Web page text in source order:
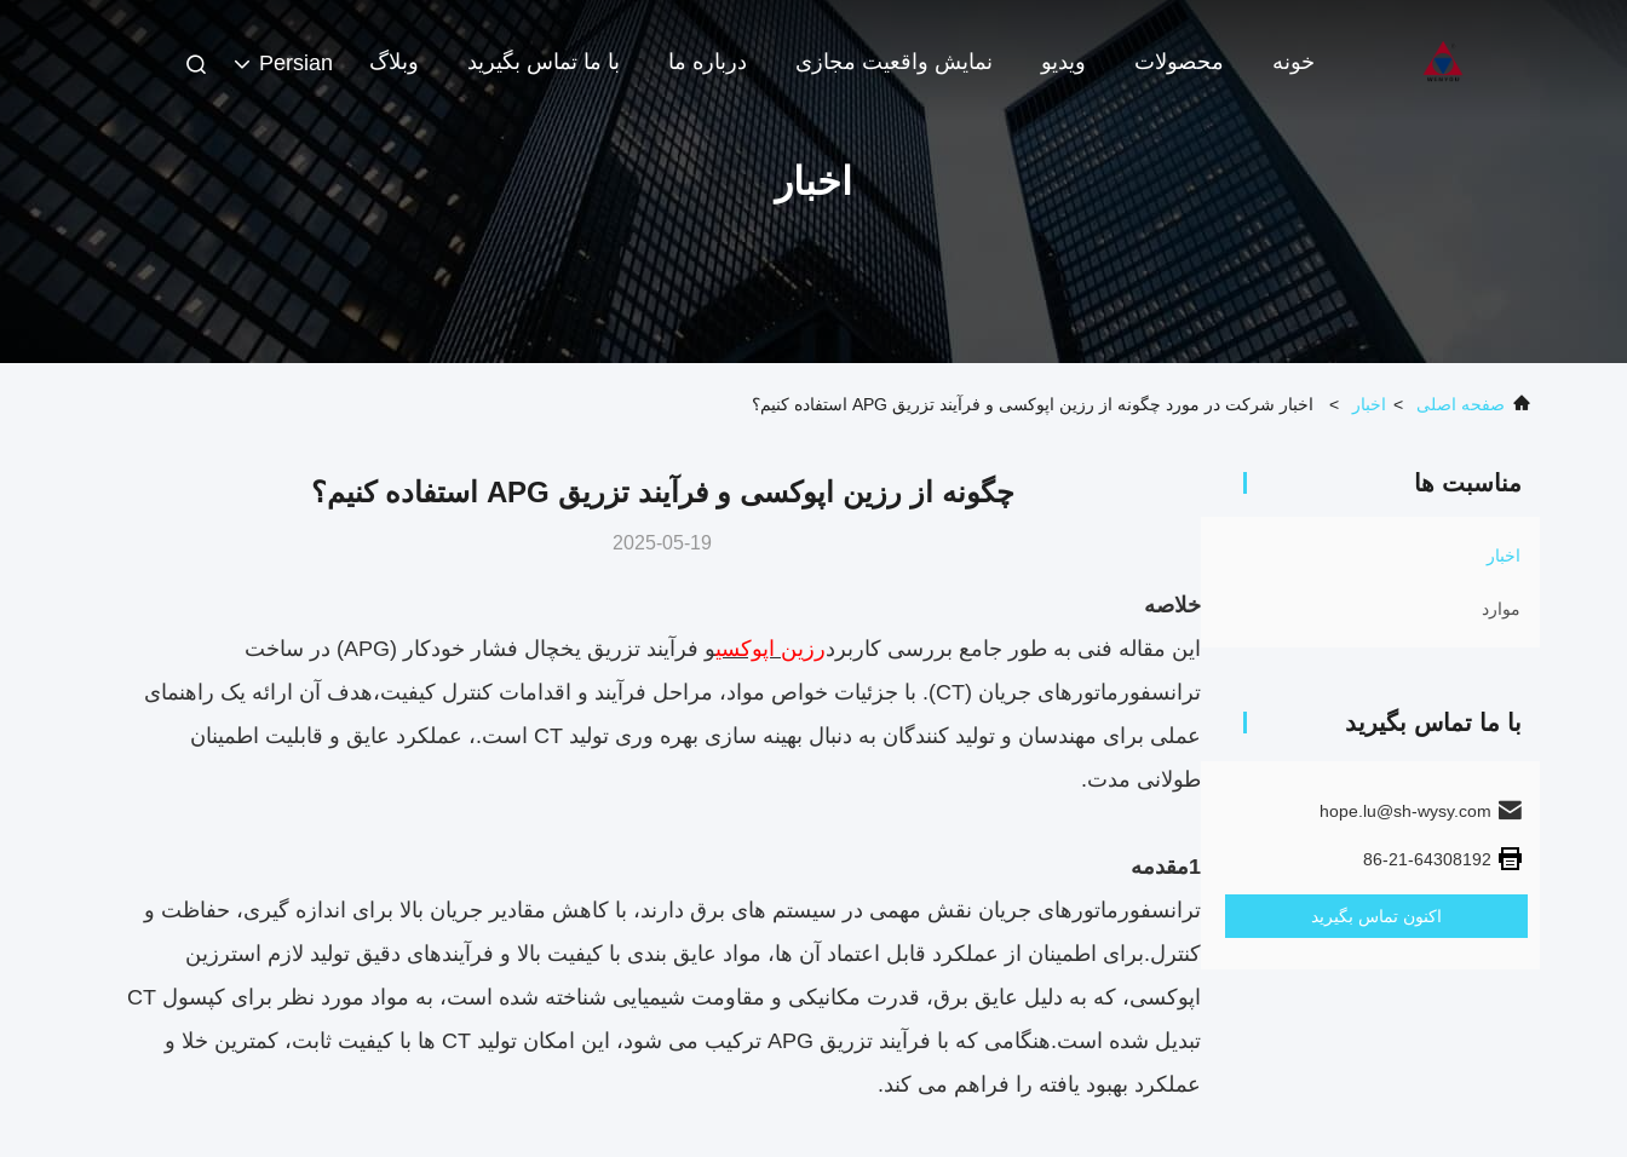
خونه محصولات ویدیو نمایش واقعیت مجازی درباره ما با ما تماس بگیرید وبلاگ Persian
اخبار
صفحه اصلی > اخبار > اخبار شرکت در مورد چگونه از رزین اپوکسی و فرآیند تزریق APG استفاده کنیم؟
مناسبت ها
اخبار
موارد
با ما تماس بگیرید
hope.lu@sh-wysy.com
86-21-64308192
اکنون تماس بگیرید
چگونه از رزین اپوکسی و فرآیند تزریق APG استفاده کنیم؟
2025-05-19
خلاصه
این مقاله فنی به طور جامع بررسی کاربردرزین اپوکسی
و فرآیند تزریق یخچال فشار خودکار (APG) در ساخت
ترانسفورماتورهای جریان (CT). با جزئیات خواص مواد، مراحل فرآیند و اقدامات کنترل کیفیت،هدف آن ارائه یک راهنمای
عملی برای مهندسان و تولید کنندگان به دنبال بهینه سازی بهره وری تولید CT است.، عملکرد عایق و قابلیت اطمینان
طولانی مدت.
1مقدمه
ترانسفورماتورهای جریان نقش مهمی در سیستم های برق دارند، با کاهش مقادیر جریان بالا برای اندازه گیری، حفاظت و
کنترل.برای اطمینان از عملکرد قابل اعتماد آن ها، مواد عایق بندی با کیفیت بالا و فرآیندهای دقیق تولید لازم استرزین
اپوکسی، که به دلیل عایق برق، قدرت مکانیکی و مقاومت شیمیایی شناخته شده است، به مواد مورد نظر برای کپسول CT
تبدیل شده است.هنگامی که با فرآیند تزریق APG ترکیب می شود، این امکان تولید CT ها با کیفیت ثابت، کمترین خلا و
عملکرد بهبود یافته را فراهم می کند.